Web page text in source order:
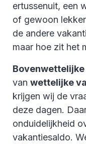
ertussenuit, een
of gewoon
de andere
maar hoe zit het
van wettelijke
krijgen wij de
deze dagen.
onduidelijkheid
vakantiesaldo.